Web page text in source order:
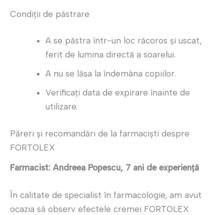
Condiții de păstrare
A se păstra într-un loc răcoros și uscat,
ferit de lumina directă a soarelui.
A nu se lăsa la îndemâna copiilor.
Verificați data de expirare înainte de
utilizare.
Păreri și recomandări de la farmaciști despre
FORTOLEX
Farmacist: Andreea Popescu, 7 ani de experiență
În calitate de specialist în farmacologie, am avut
ocazia să observ efectele cremei FORTOLEX